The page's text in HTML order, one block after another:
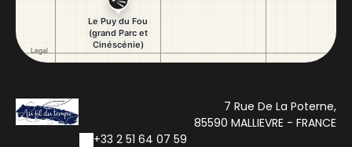
7 Rue De La Poterne,
85590 MALLIEVRE - FRANCE
+33 2 51 64 07 59